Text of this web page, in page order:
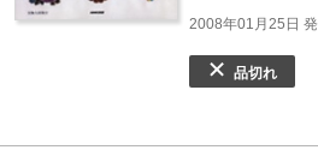
2008年01月25日
品切れ